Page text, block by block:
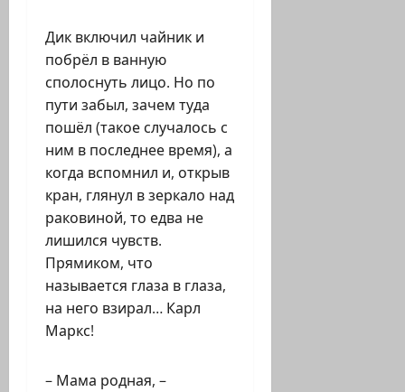
Дик включил чайник и
побрёл в ванную
сполоснуть лицо. Но по
пути забыл, зачем туда
пошёл (такое случалось с
ним в последнее время), а
когда вспомнил и, открыв
кран, глянул в зеркало над
раковиной, то едва не
лишился чувств.
Прямиком, что
называется глаза в глаза,
на него взирал… Карл
Маркс!
– Мама родная, –